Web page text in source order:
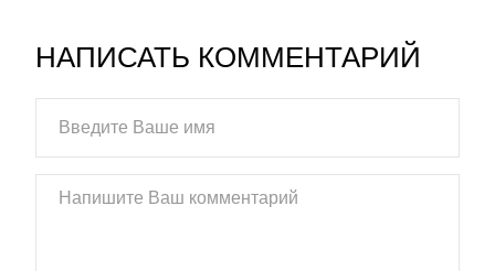
НАПИСАТЬ КОММЕНТАРИЙ